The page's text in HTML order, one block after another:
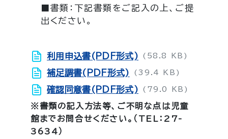
■書類：下記書類をご記入の上、ご提
出ください。
利用申込書(PDF形式) (58.8 KB)
補足調書(PDF形式) (39.4 KB)
確認同意書(PDF形式) (79.0 KB)
※書類の記入方法等、ご不明な点は児童
館までお問合せください。（TEL：27-
3634）